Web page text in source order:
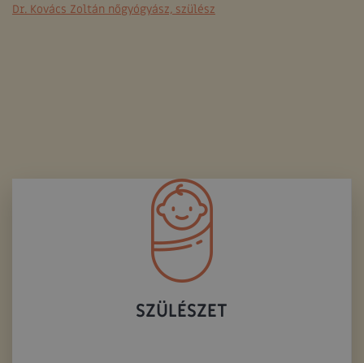
Dr. Kovács Zoltán nőgyógyász, szülész
SZÜLÉSZET